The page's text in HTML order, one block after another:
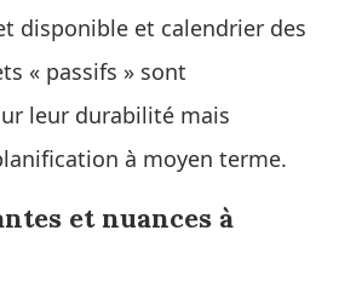
disponible et calendrier des
« passifs » sont
leur durabilité mais
à moyen terme.
et nuances à